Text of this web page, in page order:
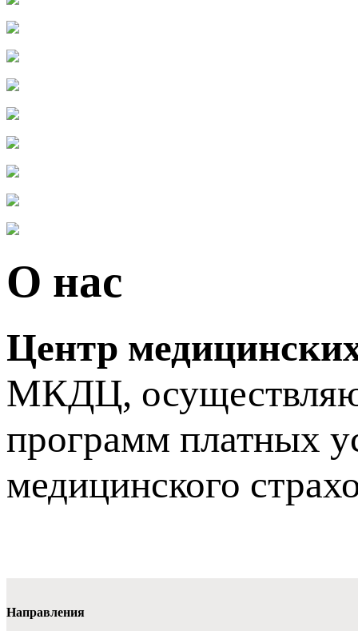
О нас
Центр
МКДЦ,
программ платных
медицинского
Направления